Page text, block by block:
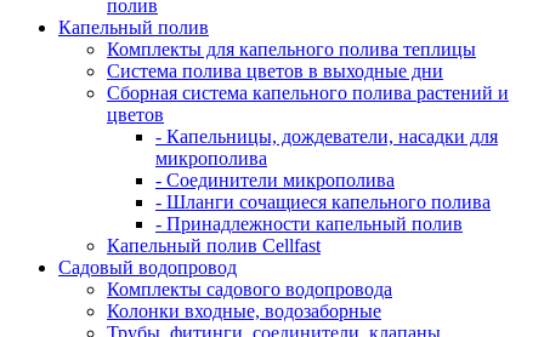
полив
Капельный полив
Комплекты для капельного полива теплицы
Система полива цветов в выходные дни
Сборная система капельного полива растений и
цветов
- Капельницы, дождеватели, насадки для
микрополива
- Соединители микрополива
- Шланги сочащиеся капельного полива
- Принадлежности капельный полив
Капельный полив Cellfast
Садовый водопровод
Комплекты садового водопровода
Колонки входные, водозаборные
Трубы, фитинги, соединители, клапаны